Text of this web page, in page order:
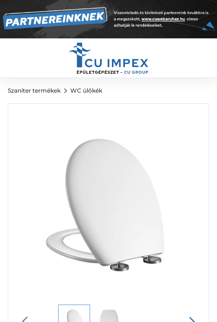
Szaniter termékek WC ülőkék
9 078 Ft